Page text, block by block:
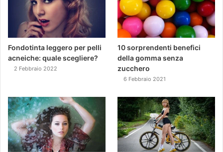
Fondotinta leggero per pelli
acneiche: quale scegliere?
2 Febbraio 2022
10 sorprendenti benefici
della gomma senza
zucchero
6 Febbraio 2021